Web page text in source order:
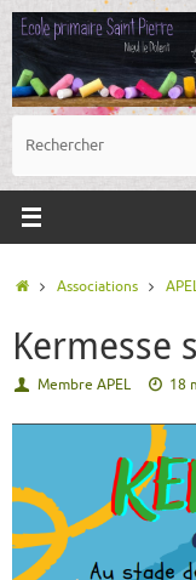
Passer
contenu
Accueil
Associations
Kermesse
Membre APEL 18